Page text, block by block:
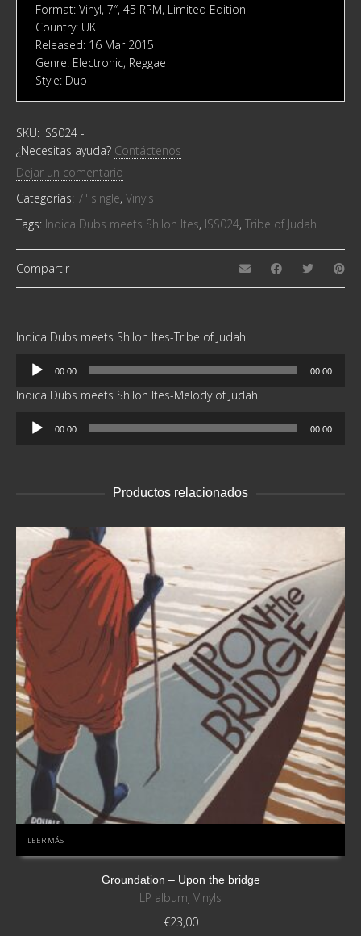
Format: Vinyl, 7″, 45 RPM, Limited Edition
Country: UK
Released: 16 Mar 2015
Genre: Electronic, Reggae
Style: Dub
SKU: ISS024 -
¿Necesitas ayuda? Contáctenos
Dejar un comentario
Categorías: 7" single, Vinyls
Tags: Indica Dubs meets Shiloh Ites, ISS024, Tribe of Judah
Compartir
Indica Dubs meets Shiloh Ites-Tribe of Judah
Reproductor
audio
00:00 00:00
Indica Dubs meets Shiloh Ites-Melody of Judah.
Reproductor
00:00 00:00
Productos relacionados
LEER MÁS
Groundation – Upon the bridge
LP album, Vinyls
€23,00